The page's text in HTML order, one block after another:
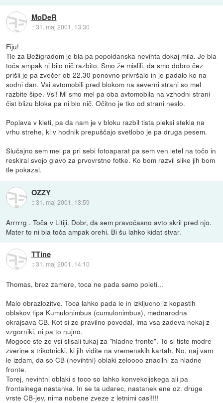
MoDeR
::31. maj 2001, 13:30
Fiju!
Tle za Bežigradom je bla pa popoldanska nevihta dokaj mila. Je bla
toča ampak ni bilo nič razbito. Smo že mislili, da smo dobro čez
prišli je pa zvečer ob 22.30 ponovno privršalo in je padalo ko na
sodni dan. Vsi avtomobili pred blokom na severni strani so mel
razbite šipe. Vsi! Mi smo mel pa oba avtomobila na vzhodni strani
čist blizu bloka pa ni blo nič. Očitno je tko od strani neslo.
Poplava v kleti, pa da nam je v bloku razbil tista pleksi stekla na
vrhu strehe, ki v hodnik prepuščajo svetlobo je pa druga pesem.
Slučajno sem mel pa pri sebi fotoaparat pa sem ven letel na točo in
reskiral svojo glavo za prvovrstne fotke. Ko bom razvil slike jih bom
tle pokazal.
OZZY
::31. maj 2001, 13:59
Arrrrrg . Toča v Litiji. Dobr, da sem pravočasno avto skril pred njo.
Mater to ni bla toča ampak orehi. Bi šu lahko kidat stvar.
TTine
::31. maj 2001, 14:10
Thomas, brez zamere, toca ne pada samo poleti...
Malo obrazlozitve. Toca lahko pada le in izkljucno iz kopastih
oblakov tipa Kumulonimbus (cumulonimbus), mednarodna
okrajsava CB. Kot si ze pravilno povedal, ima vsa zadeva nekaj z
vzgorniki, ni pa to nujno.
Mogoce ste ze vsi slisali tukaj za "hladne fronte". To si tiste modre
zverine s trikotnicki, ki jih vidite na vremenskih kartah. No, naj vam
le izdam, da so CB (nevihtni) oblaki zeloooo znacilni za hladne
fronte.
Torej, nevihtni oblaki s toco so lahko konvekcijskega ali pa
frontalnega nastanka. In se ta udarec, nastanek ene oz. druge
vrste CB-jev, nima nobene zveze z letnimi casi!!!!